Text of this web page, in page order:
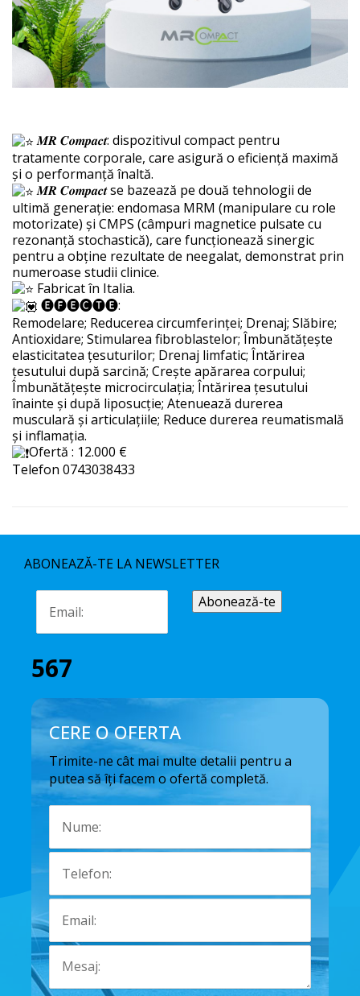
𝑴𝑹 𝑪𝒐𝒎𝒑𝒂𝒄𝒕: dispozitivul compact pentru
tratamente corporale, care asigură o eficiență maximă
și o performanță înaltă.
𝑴𝑹 𝑪𝒐𝒎𝒑𝒂𝒄𝒕 se bazează pe două tehnologii de
ultimă generație: endomasa MRM (manipulare cu role
motorizate) și CMPS (câmpuri magnetice pulsate cu
rezonanță stochastică), care funcționează sinergic
pentru a obține rezultate de neegalat, demonstrat prin
numeroase studii clinice.
Fabricat în Italia.
🅔🅕🅔🅒🅣🅔:
Remodelare; Reducerea circumferinței; Drenaj; Slăbire;
Antioxidare; Stimularea fibroblastelor; Îmbunătățește
elasticitatea țesuturilor; Drenaj limfatic; Întărirea
țesutului după sarcină; Crește apărarea corpului;
Îmbunătățește microcirculația; Întărirea țesutului
înainte și după liposucție; Atenuează durerea
musculară și articulațiile; Reduce durerea reumatismală
și inflamația.
Ofertă : 12.000 €
Telefon 0743038433
ABONEAZĂ-TE LA NEWSLETTER
567
CERE O OFERTA
Trimite-ne cât mai multe detalii pentru a
putea să îți facem o ofertă completă.